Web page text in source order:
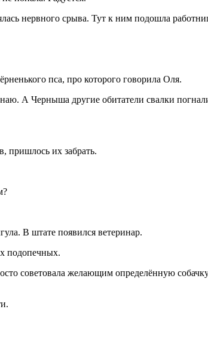
нервного срыва. Тут к ним подошла
пса, про которого говорила Оля.
А Черныша другие обитатели свалки
пришлось их забрать.
В штате появился ветеринар.
подопечных.
советовала желающим определённую